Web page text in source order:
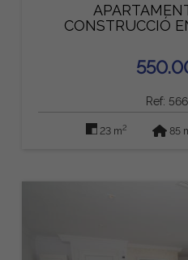
CONSTRUCCIÓ
Ref:
23 m2 85